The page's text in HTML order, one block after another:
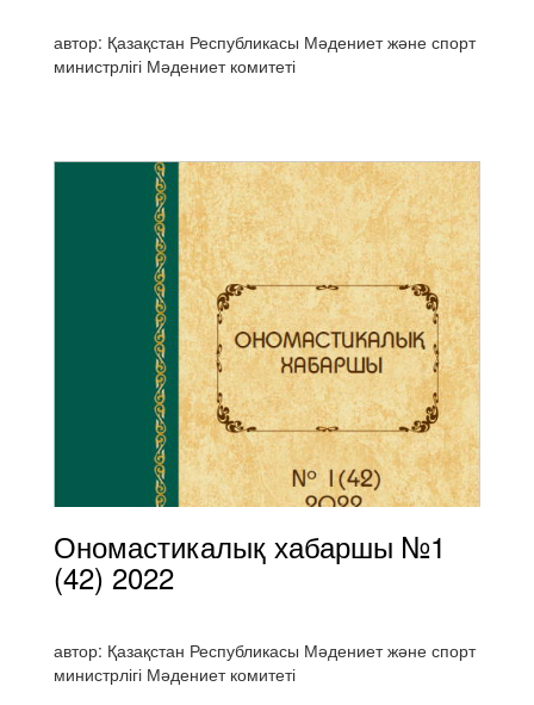
автор: Қазақстан Республикасы Мәдениет және спорт
министрлігі Мәдениет комитеті
Ономастикалық хабаршы №1
(42) 2022
автор: Қазақстан Республикасы Мәдениет және спорт
министрлігі Мәдениет комитеті